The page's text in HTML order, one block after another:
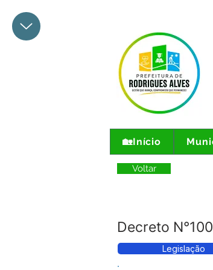
🏡Início
Voltar
Decreto
Legislação